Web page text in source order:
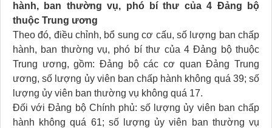
hành, ban thường vụ, phó bí thư của 4 Đảng bộ
thuộc Trung ương
Theo đó, điều chỉnh, bổ sung cơ cấu, số lượng ban chấp
hành, ban thường vụ, phó bí thư của 4 Đảng bộ thuộc
Trung ương, gồm: Đảng bộ các cơ quan Đảng Trung
ương, số lượng ủy viên ban chấp hành không quá 39; số
lượng ủy viên ban thường vụ không quá 17.
Đối với Đảng bộ Chính phủ: số lượng ủy viên ban chấp
hành không quá 61; số lượng ủy viên ban thường vụ